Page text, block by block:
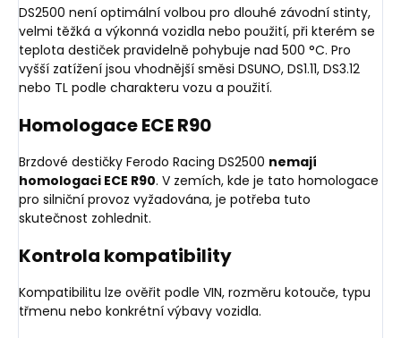
DS2500 není optimální volbou pro dlouhé závodní stinty,
velmi těžká a výkonná vozidla nebo použití, při kterém se
teplota destiček pravidelně pohybuje nad 500 °C. Pro
vyšší zatížení jsou vhodnější směsi DSUNO, DS1.11, DS3.12
nebo TL podle charakteru vozu a použití.
Homologace ECE R90
Brzdové destičky Ferodo Racing DS2500 nemají
homologaci ECE R90. V zemích, kde je tato homologace
pro silniční provoz vyžadována, je potřeba tuto
skutečnost zohlednit.
Kontrola kompatibility
Kompatibilitu lze ověřit podle VIN, rozměru kotouče, typu
třmenu nebo konkrétní výbavy vozidla.